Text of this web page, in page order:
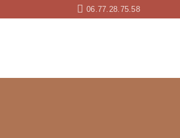
06.77.28.75.58